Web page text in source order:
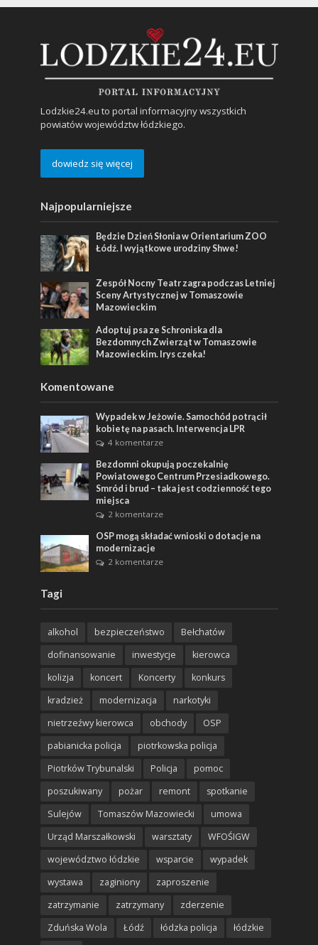
Lodzkie24.eu to portal informacyjny wszystkich
powiatów województw łódzkiego.
dowiedz się więcej
Najpopularniejsze
Będzie Dzień Słonia w Orientarium ZOO
Łódź. I wyjątkowe urodziny Shwe!
Zespół Nocny Teatr zagra podczas Letniej
Sceny Artystycznej w Tomaszowie
Mazowieckim
Adoptuj psa ze Schroniska dla
Bezdomnych Zwierząt w Tomaszowie
Mazowieckim. Irys czeka!
Komentowane
Wypadek w Jeżowie. Samochód potrącił
kobietę na pasach. Interwencja LPR
4 komentarze
Bezdomni okupują poczekalnię
Powiatowego Centrum Przesiadkowego.
Smród i brud – taka jest codzienność tego
miejsca
2 komentarze
OSP mogą składać wnioski o dotacje na
modernizacje
2 komentarze
Tagi
alkohol bezpieczeństwo
Bełchatów
dofinansowanie
inwestycje
kierowca
kolizja
koncert Koncerty
konkurs
kradzież
modernizacja
narkotyki
nietrzeźwy kierowca
obchody
OSP
pabianicka policja
piotrkowska policja
Piotrków Trybunalski
Policja
pomoc
poszukiwany
pożar remont
spotkanie
Sulejów
Tomaszów Mazowiecki
umowa
Urząd Marszałkowski
warsztaty
WFOŚIGW
województwo łódzkie
wsparcie
wypadek
wystawa
zaginiony
zaproszenie
zatrzymanie
zatrzymany
zderzenie
Zduńska Wola
Łódź łódzka policja
łódzkie